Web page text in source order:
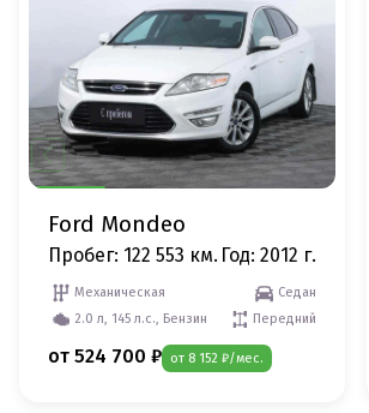
Ford Mondeo
Пробег: 122 553 км. Год: 2012 г.
Механическая
Седан
2.0 л, 145 л.с., Бензин
Передний
от 524 700 ₽ от 8 152 ₽/мес.